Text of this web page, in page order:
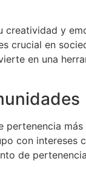
creatividad y
crucial en
en una
con intereses
de